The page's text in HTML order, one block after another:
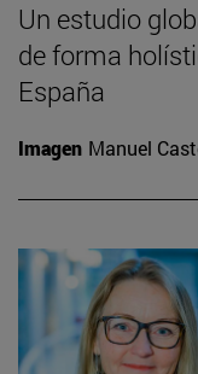
Un estudio
de forma
España
Imagen Manuel